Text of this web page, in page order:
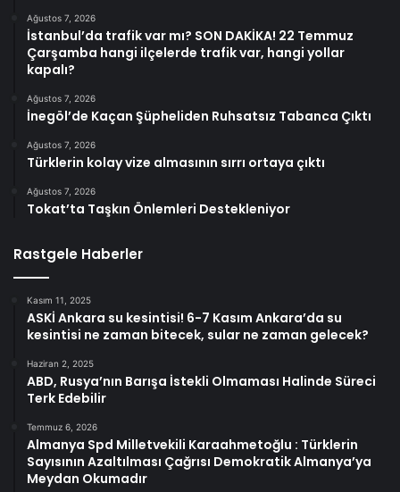
Ağustos 7, 2026
İstanbul’da trafik var mı? SON DAKİKA! 22 Temmuz
Çarşamba hangi ilçelerde trafik var, hangi yollar
kapalı?
Ağustos 7, 2026
İnegöl’de Kaçan Şüpheliden Ruhsatsız Tabanca Çıktı
Ağustos 7, 2026
Türklerin kolay vize almasının sırrı ortaya çıktı
Ağustos 7, 2026
Tokat’ta Taşkın Önlemleri Destekleniyor
Rastgele Haberler
Kasım 11, 2025
ASKİ Ankara su kesintisi! 6-7 Kasım Ankara’da su
kesintisi ne zaman bitecek, sular ne zaman gelecek?
Haziran 2, 2025
ABD, Rusya’nın Barışa İstekli Olmaması Halinde Süreci
Terk Edebilir
Temmuz 6, 2026
Almanya Spd Milletvekili Karaahmetoğlu : Türklerin
Sayısının Azaltılması Çağrısı Demokratik Almanya’ya
Meydan Okumadır